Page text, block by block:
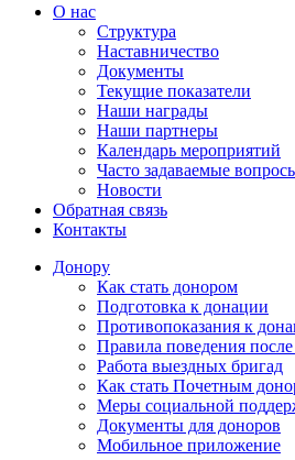
О нас
Структура
Наставничество
Документы
Текущие показатели
Наши награды
Наши партнеры
Календарь мероприятий
Часто задаваемые
Новости
Обратная связь
Контакты
Донору
Как стать донором
Подготовка к донации
Противопоказания к
Правила поведения
Работа выездных бригад
Как стать Почетным
Меры социальной
Документы для доноров
Мобильное приложение